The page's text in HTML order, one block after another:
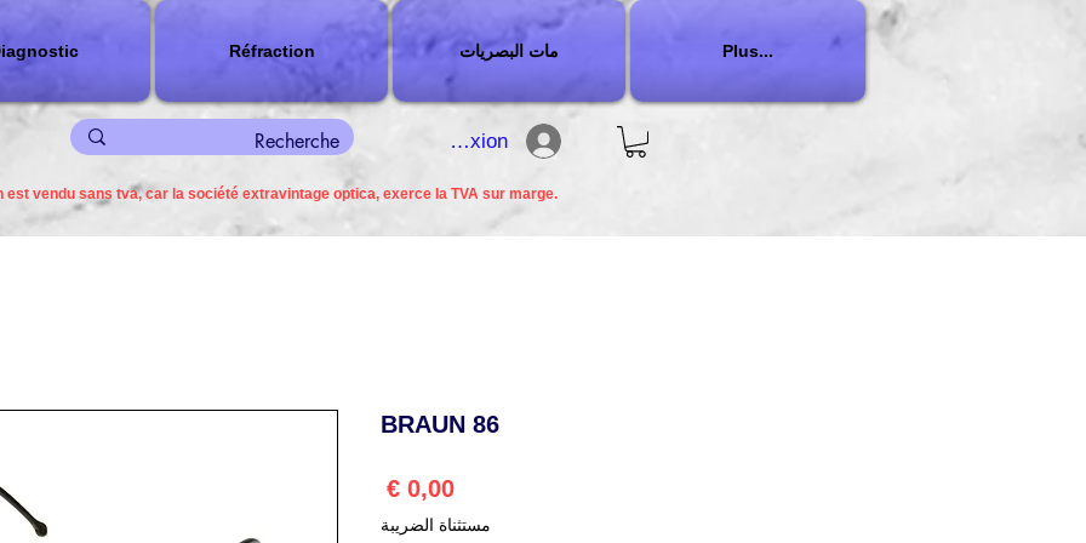
Réfraction مات البصريات Plus...
connexion
est vendu sans tva, car la société extravintage optica, exerce la TVA sur marge.
BRAUN 86
السعر
مستثناة الضريبة